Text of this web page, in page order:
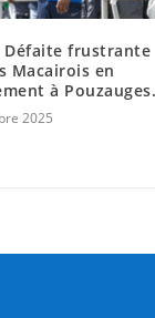
Défaite frustrante
Macairois en
à Pouzauges.
2025